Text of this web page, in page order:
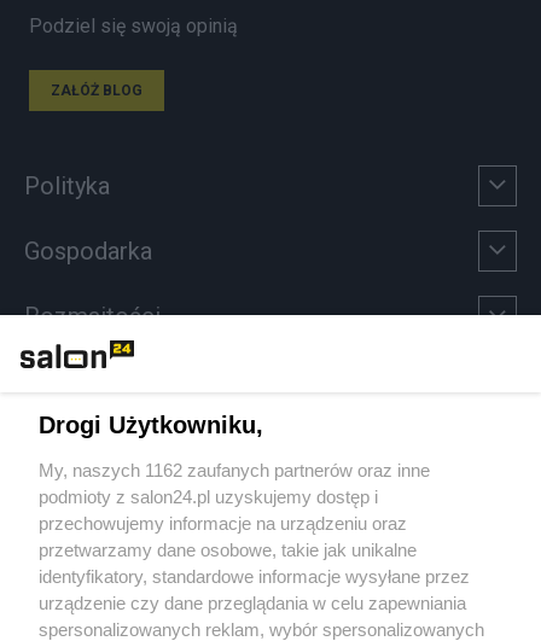
Podziel się swoją opinią
ZAŁÓŻ BLOG
Polityka
Gospodarka
Rozmaitości
Sport
Społeczeństwo
Kultura
Drogi Użytkowniku,
My, naszych 1162 zaufanych partnerów oraz inne
podmioty z salon24.pl uzyskujemy dostęp i
przechowujemy informacje na urządzeniu oraz
przetwarzamy dane osobowe, takie jak unikalne
identyfikatory, standardowe informacje wysyłane przez
urządzenie czy dane przeglądania w celu zapewniania
spersonalizowanych reklam, wybór spersonalizowanych